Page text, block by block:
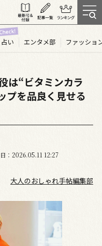
占い エンタメ部 ファッショ
は“ビタミンカラ
プを品良く見せる
2026.05.11 12:27
大人のおしゃれ手帖編集部